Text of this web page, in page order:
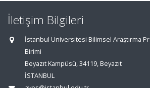
İletişim Bilgileri
İstanbul Üniversitesi Bilimsel Araştırma
Birimi
Beyazıt Kampüsü, 34119, Beyazıt
İSTANBUL